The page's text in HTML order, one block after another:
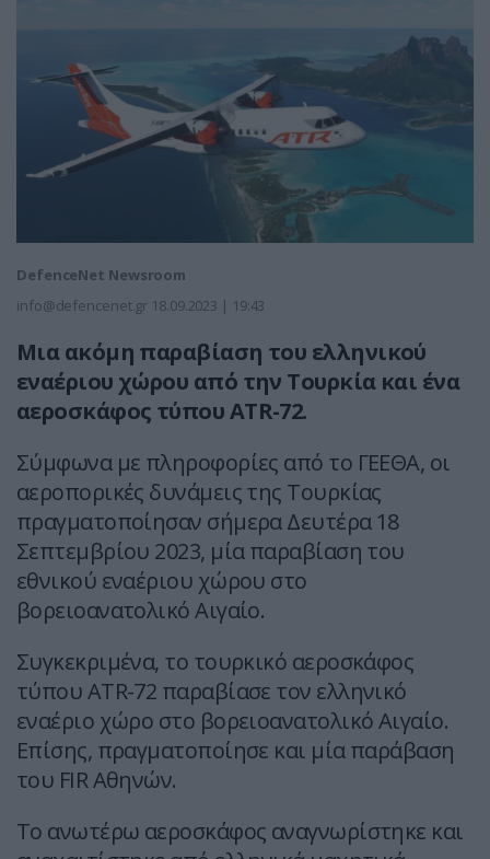
DefenceNet Newsroom
info@defencenet.gr 18.09.2023 | 19:43
Μια ακόμη παραβίαση του ελληνικού
εναέριου χώρου από την Τουρκία και ένα
αεροσκάφος τύπου ATR-72.
Σύμφωνα με πληροφορίες από το ΓΕΕΘΑ, οι
αεροπορικές δυνάμεις της Τουρκίας
πραγματοποίησαν σήμερα Δευτέρα 18
Σεπτεμβρίου 2023, μία παραβίαση του
εθνικού εναέριου χώρου στο
βορειοανατολικό Αιγαίο.
Συγκεκριμένα, το τουρκικό αεροσκάφος
τύπου ATR-72 παραβίασε τον ελληνικό
εναέριο χώρο στο βορειοανατολικό Αιγαίο.
Επίσης, πραγματοποίησε και μία παράβαση
του FIR Αθηνών.
Το ανωτέρω αεροσκάφος αναγνωρίστηκε και